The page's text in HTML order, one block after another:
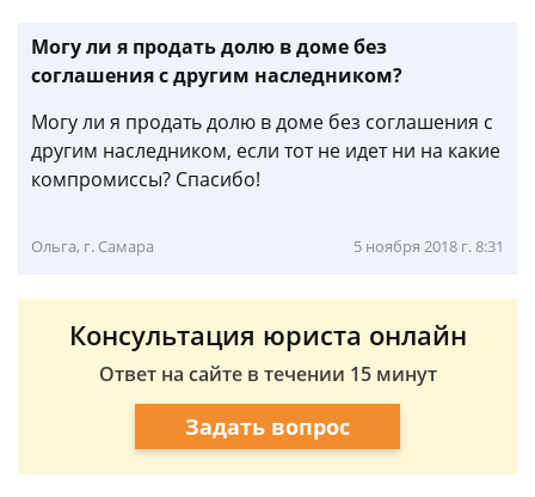
Могу ли я продать долю в доме без
соглашения с другим наследником?
Могу ли я продать долю в доме без соглашения с
другим наследником, если тот не идет ни на какие
компромиссы? Спасибо!
Ольга, г. Самара 5 ноября 2018 г. 8:31
Консультация юриста онлайн
Ответ на сайте в течении 15 минут
Задать вопрос